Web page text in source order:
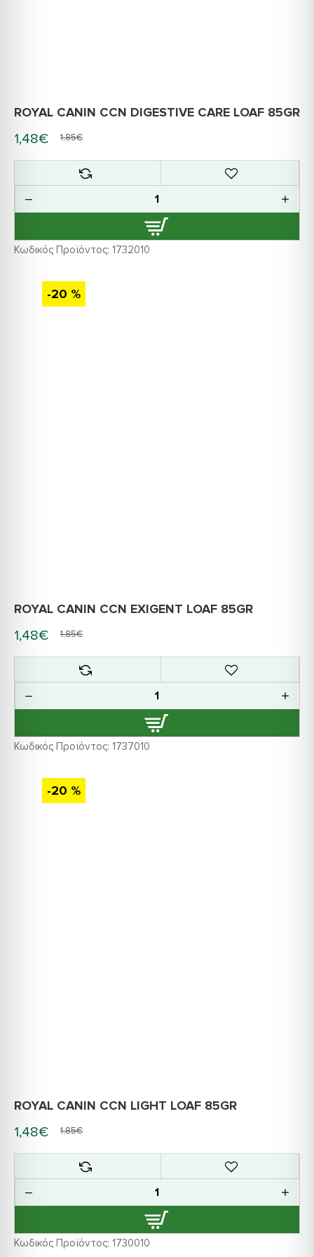
Κωδικός Προϊόντος: 1732010
ROYAL CANIN CCN DIGESTIVE CARE LOAF 85GR
1,48€ 1,85€
-20 %
Κωδικός Προϊόντος: 1737010
ROYAL CANIN CCN EXIGENT LOAF 85GR
1,48€ 1,85€
-20 %
Κωδικός Προϊόντος: 1730010
ROYAL CANIN CCN LIGHT LOAF 85GR
1,48€ 1,85€